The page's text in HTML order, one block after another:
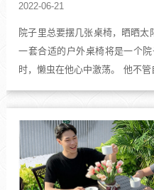
2022-06-21
院子里总要摆几张桌椅，晒晒太
一套合适的户外桌椅将是一个
时，懒虫在他心中激荡。 他不
想，他先伸了伸腰，打了个盹
好看，用起来也很舒服，但是下